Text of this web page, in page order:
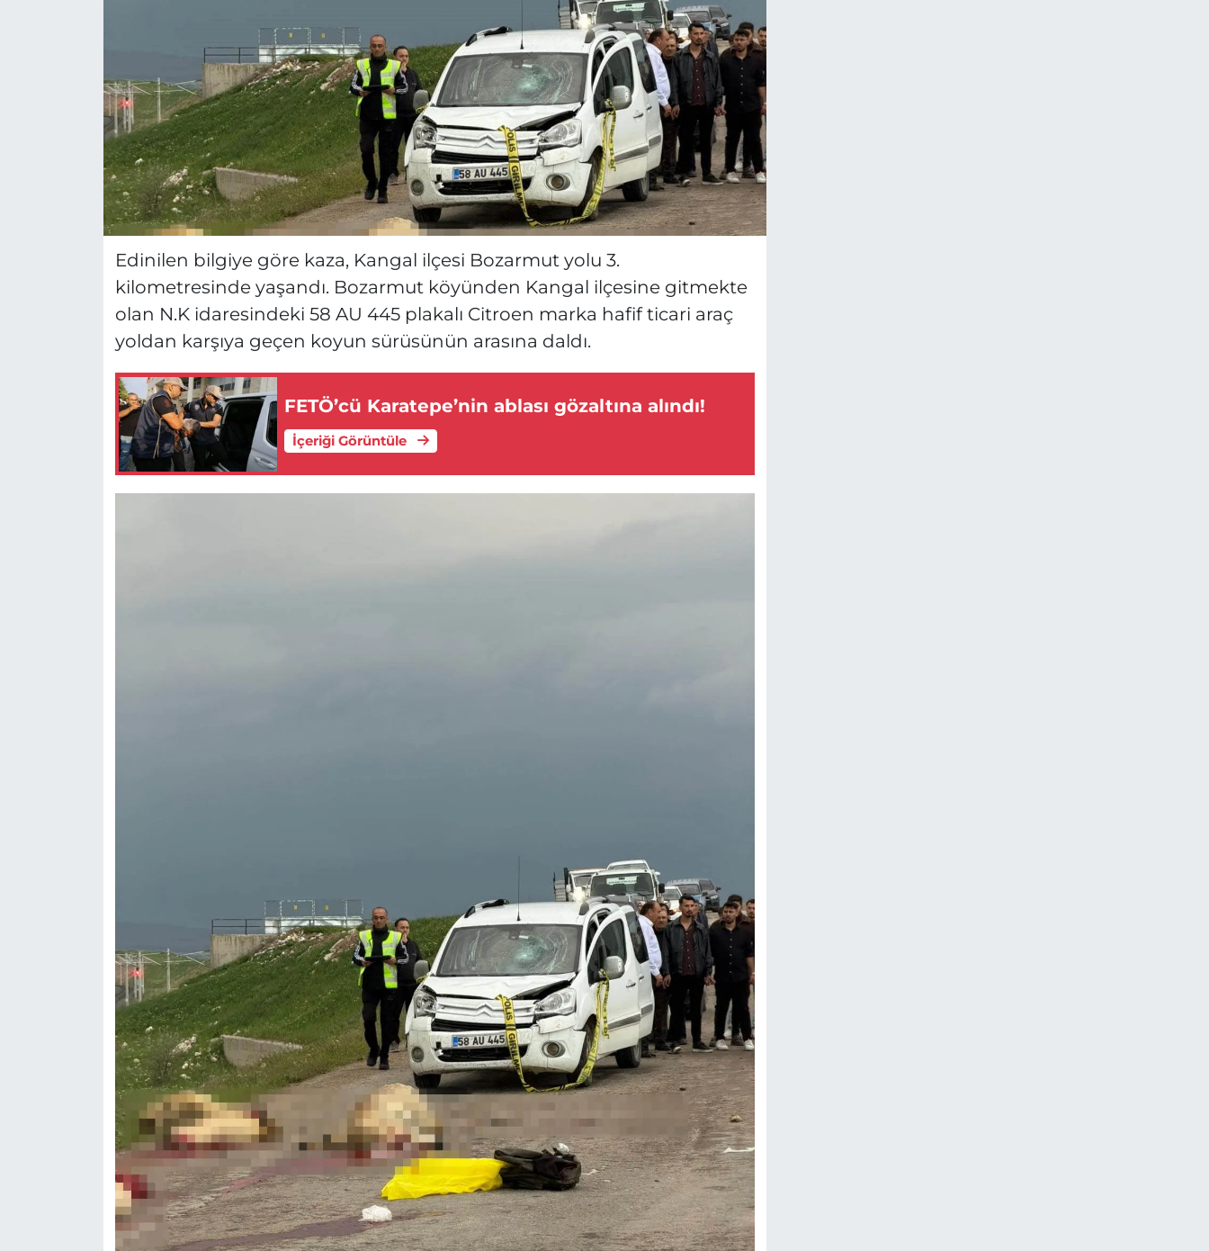
Edinilen bilgiye göre kaza, Kangal ilçesi Bozarmut yolu 3.
kilometresinde yaşandı. Bozarmut köyünden Kangal ilçesine gitmekte
olan N.K idaresindeki 58 AU 445 plakalı Citroen marka hafif ticari araç
yoldan karşıya geçen koyun sürüsünün arasına daldı.
FETÖ’cü Karatepe’nin ablası gözaltına alındı!
İçeriği Görüntüle